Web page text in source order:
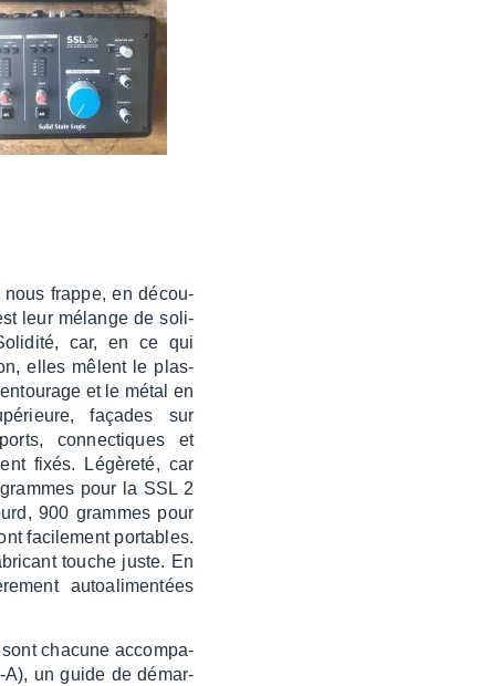
nous frappe, en décou­
leur mélange de soli­
car, en ce qui
elles mêlent le plas­
et le métal en
façades sur
connec­tiques et
fixés. Légè­reté, car
pour la SSL 2
900 grammes pour
faci­le­ment portables.
touche juste. En
autoa­li­men­tées
sont chacune accom­pa­
A), un guide de démar­